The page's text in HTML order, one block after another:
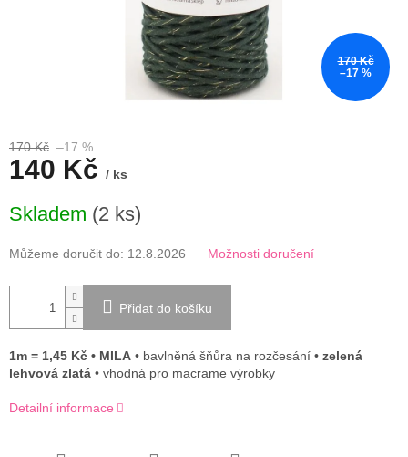
170 Kč
–17 %
170 Kč –17 %
140 Kč / ks
cena:
Skladem (2 ks)
Můžeme doručit do: 12.8.2026 Možnosti doručení
Přidat do košíku
1m = 1,45 Kč • MILA • bavlněná šňůra na rozčesání • zelená
lehvová zlatá • vhodná pro macrame výrobky
Detailní informace